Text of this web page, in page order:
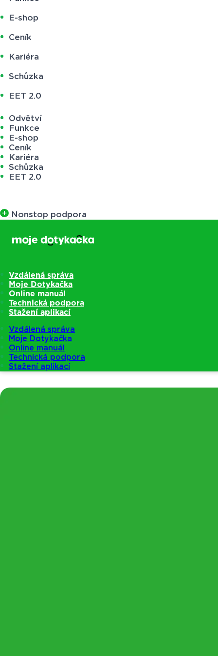
E-shop
Ceník
Kariéra
Schůzka
EET 2.0
Odvětví
Funkce
E-shop
Ceník
Kariéra
Schůzka
EET 2.0
Nonstop podpora
Vzdálená správa
Moje Dotykačka
Online manuál
Technická podpora
Stažení aplikací
Vzdálená správa
Moje Dotykačka
Online manuál
Technická podpora
Stažení aplikací